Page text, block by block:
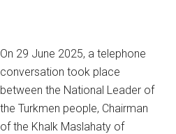
On 29 June 2025, a telephone
conversation took place
between the National Leader of
the Turkmen people, Chairman
of the Khalk Maslahaty of